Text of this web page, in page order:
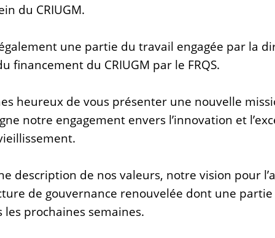
du CRIUGM.
une partie du travail engagée par la
financement du CRIUGM par le FRQS.
heureux de vous présenter une nouvelle
notre engagement envers l’innovation et
description de nos valeurs, notre vision pour
de gouvernance renouvelée dont une
prochaines semaines.